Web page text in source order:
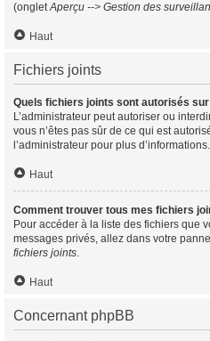
(ongletAperçu --> Gestion des
Haut
Fichiers joints
Quels fichiers joints sont autorisés
L’administrateur peut autoriser ou
vous n’êtes pas sûr de ce qui est
l’administrateur pour plus d’informations.
Haut
Comment trouver tous mes fichiers
Pour accéder à la liste des fichiers que
messages privés, allez dans votre
fichiers joints.
Haut
Concernant phpBB